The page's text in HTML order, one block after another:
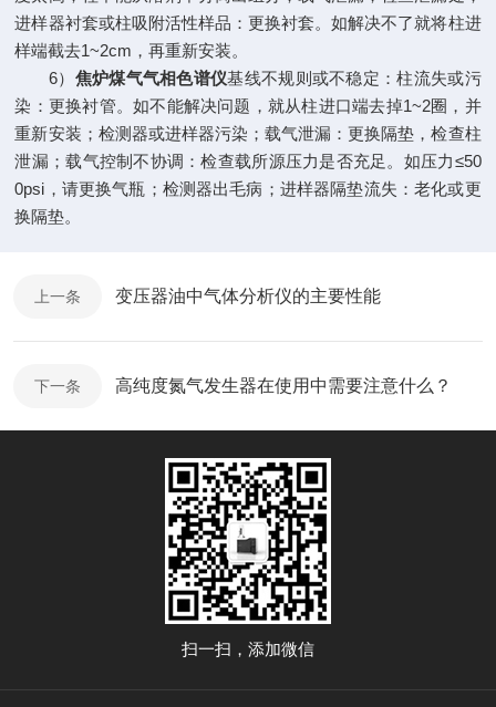
进样器衬套或柱吸附活性样品：更换衬套。如解决不了就将柱进
样端截去1~2cm，再重新安装。
6） 焦炉煤气气相色谱仪基线不规则或不稳定：柱流失或污
染：更换衬管。如不能解决问题，就从柱进口端去掉1~2圈，并
重新安装；检测器或进样器污染；载气泄漏：更换隔垫，检查柱
泄漏；载气控制不协调：检查载所源压力是否充足。如压力≤50
0psi，请更换气瓶；检测器出毛病；进样器隔垫流失：老化或更
换隔垫。
上一条 变压器油中气体分析仪的主要性能
下一条 高纯度氮气发生器在使用中需要注意什么？
扫一扫，添加微信